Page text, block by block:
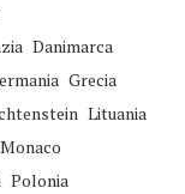
Danimarca
Grecia
Lituania
Monaco
Polonia